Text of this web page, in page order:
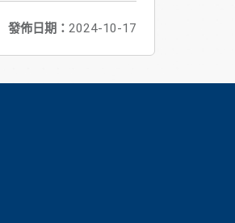
發佈日期： 2024-10-17